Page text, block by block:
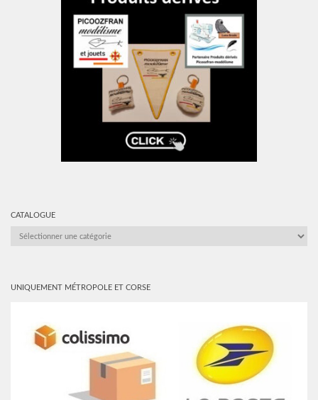
CATALOGUE
CATALOGUE
UNIQUEMENT MÉTROPOLE ET CORSE